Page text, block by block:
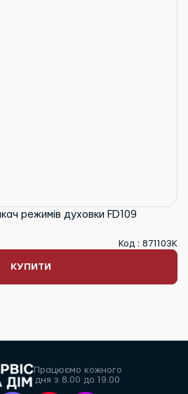
режимів духовки FD109
Код : 871103K
КУПИТИ
Працюємо кожного
дня з 8.00 до 19.00